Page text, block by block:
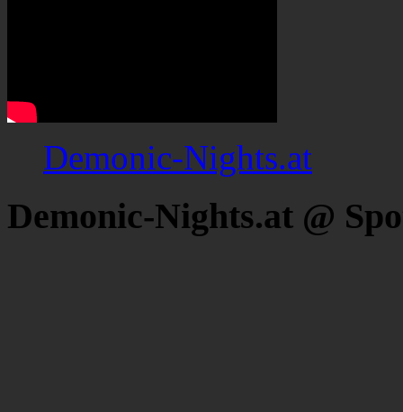
Demonic-Nights.at
Demonic-Nights.at @